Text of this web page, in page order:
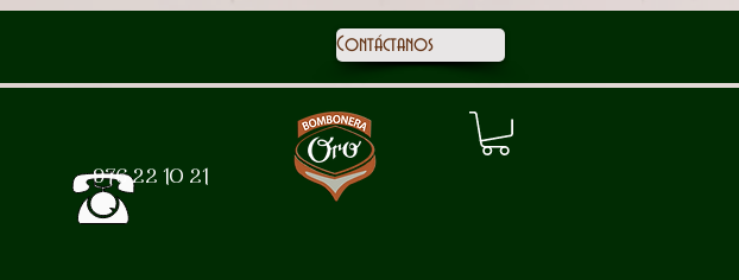
Contáctanos
976 22 10 21